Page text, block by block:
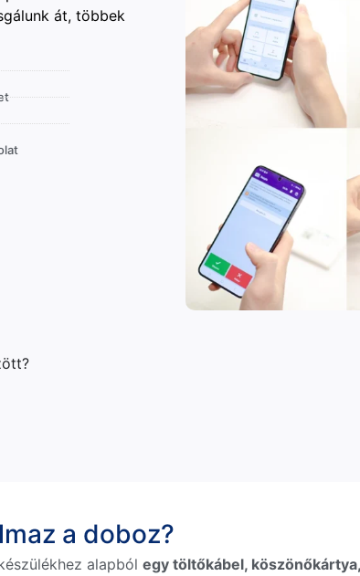
át, többek
a doboz?
alapbólegy töltőkábel,